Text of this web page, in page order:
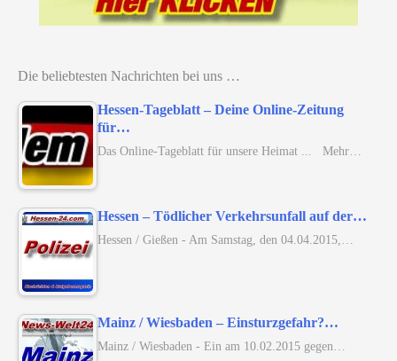
Die beliebtesten Nachrichten bei uns …
Hessen-Tageblatt – Deine Online-Zeitung
für…
Das Online-Tageblatt für unsere Heimat ... Mehr…
Hessen – Tödlicher Verkehrsunfall auf der…
Hessen / Gießen - Am Samstag, den 04.04.2015,…
Mainz / Wiesbaden – Einsturzgefahr?…
Mainz / Wiesbaden - Ein am 10.02.2015 gegen…